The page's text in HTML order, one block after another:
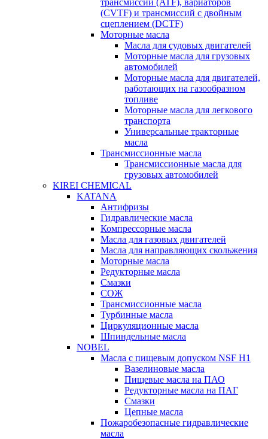
трансмиссий (ATF), вариаторов
(CVTF) и трансмиссий с двойным
сцеплением (DCTF)
Моторные масла
Масла для судовых двигателей
Моторные масла для грузовых
автомобилей
Моторные масла для двигателей,
работающих на газообразном
топливе
Моторные масла для легкового
транспорта
Универсальные тракторные
масла
Трансмиссионные масла
Трансмиссионные масла для
грузовых автомобилей
KIREI CHEMICAL
KATANA
Антифризы
Гидравлические масла
Компрессорные масла
Масла для газовых двигателей
Масла для направляющих скольжения
Моторные масла
Редукторные масла
Смазки
СОЖ
Трансмиссионные масла
Турбинные масла
Циркуляционные масла
Шпиндельные масла
NOBEL
Масла с пищевым допуском NSF H1
Вазелиновые масла
Пищевые масла на ПАО
Редукторные масла на ПАГ
Смазки
Цепные масла
Пожаробезопасные гидравлические
масла